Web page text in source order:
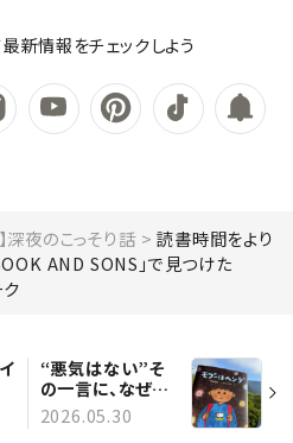
新情報をチェックしよう
深夜のこっそり話
読書時間をより
AND SONS」で見つけた
“悪気はない”そ
の一言に、なぜか
傷つく。伊藤亜和
さんの絵本『モプ
2026.05.30